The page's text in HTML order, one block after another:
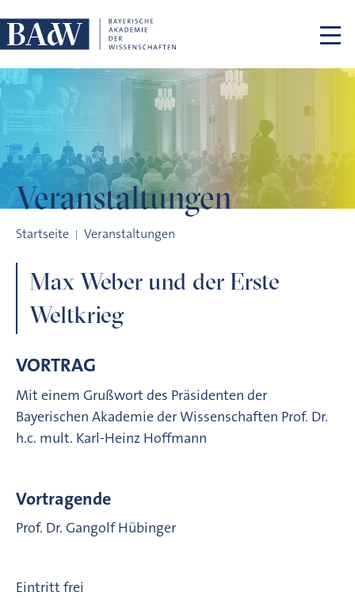
Veranstaltungen
Startseite Veranstaltungen
Max Weber und der Erste
Weltkrieg
VORTRAG
Mit einem Grußwort des Präsidenten der
Bayerischen Akademie der Wissenschaften Prof. Dr.
h.c. mult. Karl-Heinz Hoffmann
Vortragende
Prof. Dr. Gangolf Hübinger
Eintritt frei